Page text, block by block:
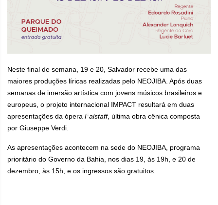
Neste final de semana, 19 e 20, Salvador recebe uma das
maiores produções líricas realizadas pelo NEOJIBA. Após duas
semanas de imersão artística com jovens músicos brasileiros e
europeus, o projeto internacional IMPACT resultará em duas
apresentações da ópera Falstaff, última obra cênica composta
por Giuseppe Verdi.
As apresentações acontecem na sede do NEOJIBA, programa
prioritário do Governo da Bahia, nos dias 19, às 19h, e 20 de
dezembro, às 15h, e os ingressos são gratuitos.